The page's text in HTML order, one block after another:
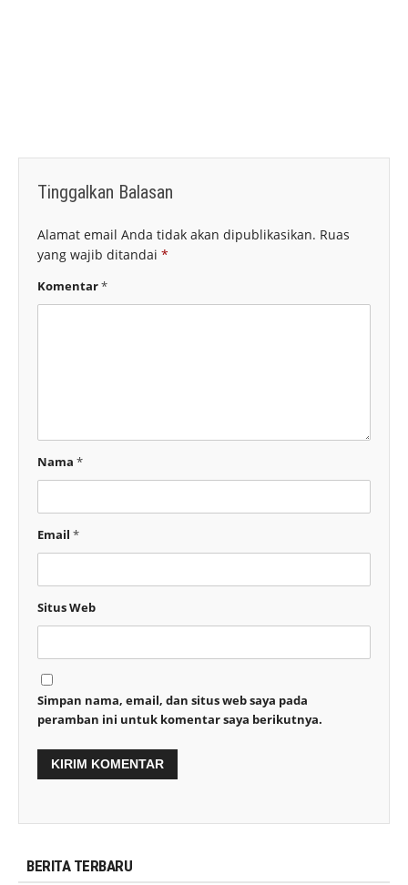
Tinggalkan Balasan
Alamat email Anda tidak akan dipublikasikan. Ruas
yang wajib ditandai *
Komentar*
Nama *
Email *
Situs Web
Simpan nama, email, dan situs web saya pada
peramban ini untuk komentar saya berikutnya.
BERITA TERBARU